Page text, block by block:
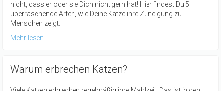
nicht, dass er oder sie Dich nicht gern hat! Hier findest Du 5
überraschende Arten, wie Deine Katze ihre Zuneigung zu
Menschen zeigt.
Mehr lesen
Warum erbrechen Katzen?